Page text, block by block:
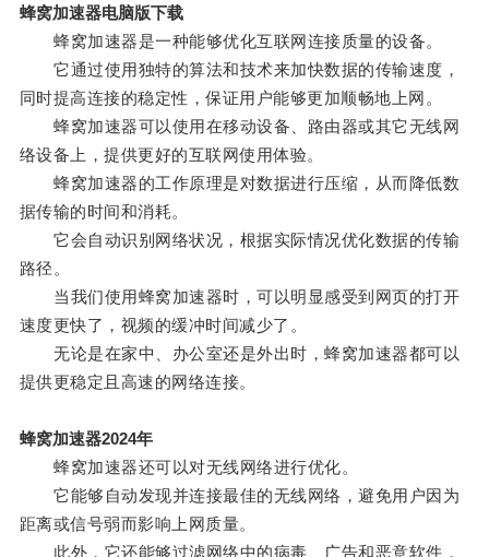
蜂窝加速器电脑版下载
蜂窝加速器是一种能够优化互联网连接质量的设备。
它通过使用独特的算法和技术来加快数据的传输速度，
同时提高连接的稳定性，保证用户能够更加顺畅地上网。
蜂窝加速器可以使用在移动设备、路由器或其它无线网
络设备上，提供更好的互联网使用体验。
蜂窝加速器的工作原理是对数据进行压缩，从而降低数
据传输的时间和消耗。
它会自动识别网络状况，根据实际情况优化数据的传输
路径。
当我们使用蜂窝加速器时，可以明显感受到网页的打开
速度更快了，视频的缓冲时间减少了。
无论是在家中、办公室还是外出时，蜂窝加速器都可以
提供更稳定且高速的网络连接。
蜂窝加速器2024年
蜂窝加速器还可以对无线网络进行优化。
它能够自动发现并连接最佳的无线网络，避免用户因为
距离或信号弱而影响上网质量。
此外，它还能够过滤网络中的病毒、广告和恶意软件，